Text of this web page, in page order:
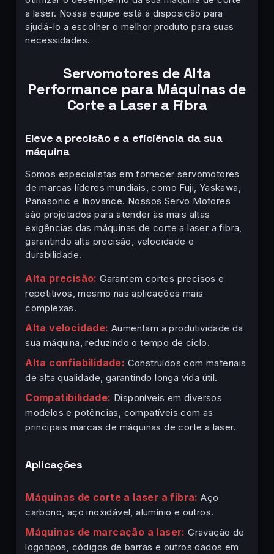
a laser. Nossa equipe está à disposição para
ajudá-lo a escolher o melhor produto para suas
necessidades.
Servomotores de Alta
Performance para Máquinas de
Corte a Laser a Fibra
Eleve a precisão e a eficiência da sua
máquina
Somos especialistas em fornecer servomotores
de marcas líderes mundiais, como Fuji, Yaskawa,
Panasonic e Inovance. Nossos Servo Motores
são projetados para atender às mais altas
exigências das máquinas de corte a laser a fibra,
garantindo alta precisão, velocidade e
durabilidade.
Alta precisão: Garantem cortes precisos e
repetitivos, mesmo nas aplicações mais
complexas.
Alta velocidade: Aumentam a produtividade da
sua máquina, reduzindo o tempo de ciclo.
Alta confiabilidade: Construídos com materiais
de alta qualidade, garantindo longa vida útil.
Compatibilidade: Disponíveis em diversos
modelos e potências, compatíveis com as
principais marcas de máquinas de corte a laser.
Aplicações
Máquinas de corte a laser a fibra: Aço
carbono, aço inoxidável, alumínio e outros.
Máquinas de marcação a laser: Gravação de
logotipos, códigos de barras e outros dados em